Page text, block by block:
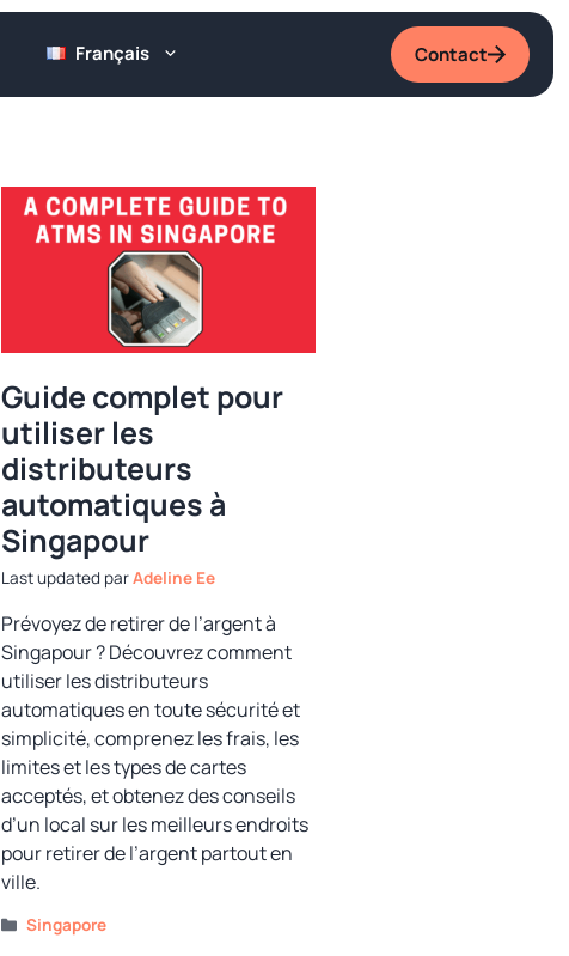
Français Contact
Guide complet pour
utiliser les
distributeurs
automatiques à
Singapour
parAdeline Ee
Prévoyez de retirer de l’argent à
Singapour ? Découvrez comment
utiliser les distributeurs
automatiques en toute sécurité et
simplicité, comprenez les frais, les
limites et les types de cartes
acceptés, et obtenez des conseils
d’un local sur les meilleurs endroits
pour retirer de l’argent partout en
ville.
Catégories
Singapore